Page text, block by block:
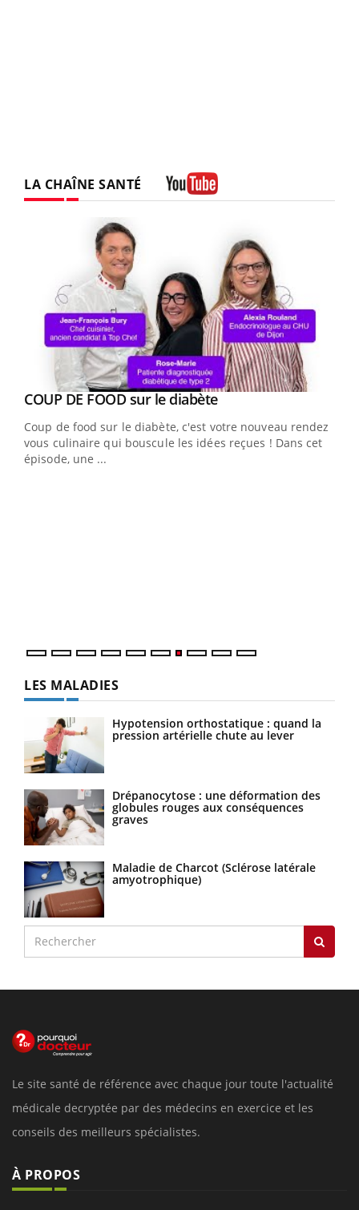
LA CHAÎNE SANTÉ
Youtube
COUP DE FOOD sur le diabèteYoutube
Coup de food sur le diabète, c'est votre nouveau rendez-
vous culinaire qui bouscule les idées reçues ! Dans cet
épisode, une ...
LES MALADIES
Hypotension orthostatique : quand la
pression artérielle chute au lever
Drépanocytose : une déformation des
globules rouges aux conséquences
graves
Maladie de Charcot (Sclérose latérale
amyotrophique)
Le site santé de référence avec chaque jour toute l'actualité
médicale decryptée par des médecins en exercice et les
conseils des meilleurs spécialistes.
À PROPOS